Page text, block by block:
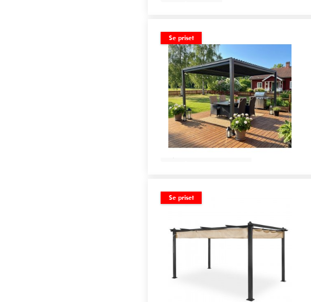
Se priset
Se priset